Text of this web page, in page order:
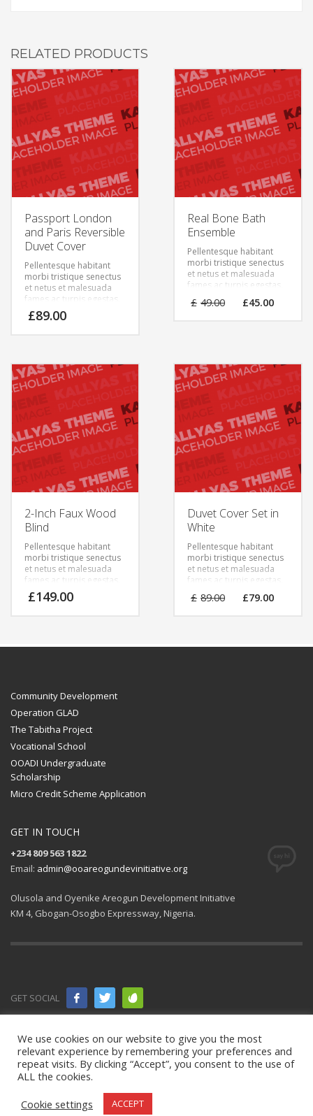
RELATED PRODUCTS
Passport London
and Paris Reversible
Duvet Cover
Pellentesque habitant
morbi tristique senectus
et netus et malesuada
fames ac turpis egestas.
Vestibulum tortor quam,
feugiat vitae, ultricies
semper. Aenean ultricies
mi vitae est. Mauris
placerat eleifend leo.
£89.00
Real Bone Bath
Ensemble
Pellentesque habitant
morbi tristique senectus
et netus et malesuada
fames ac turpis egestas.
feugiat vitae, ultricies
mi vitae est. Mauris
placerat eleifend leo.
£ 49.00 £45.00
2-Inch Faux Wood
Blind
Pellentesque habitant
morbi tristique senectus
et netus et malesuada
fames ac turpis egestas.
Vestibulum tortor quam,
feugiat vitae, ultricies
semper. Aenean ultricies
£149.00
Duvet Cover Set in
White
Pellentesque habitant
morbi tristique senectus
et netus et malesuada
fames ac turpis egestas.
feugiat vitae, ultricies
semper. Aenean ultricies
£ 89.00 £79.00
Community Development
Operation GLAD
The Tabitha Project
Vocational School
OOADI Undergraduate
Scholarship
Micro Credit Scheme Application
GET IN TOUCH
+234 809 563 1822
Email: admin@ooareogundevinitiative.org
Olusola and Oyenike Areogun Development Initiative
KM 4, Gbogan-Osogbo Expressway, Nigeria.
GET SOCIAL
© 2021 All
rights
reserved. OOAD Initiative.
We use cookies on our website to give you the most
relevant experience by remembering your preferences and
repeat visits. By clicking “Accept”, you consent to the use of
ALL the cookies.
Cookie settings
ACCEPT